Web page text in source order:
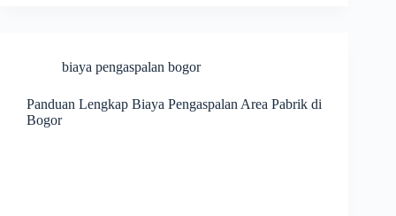
biaya pengaspalan bogor
Panduan Lengkap Biaya Pengaspalan Area Pabrik di
Bogor